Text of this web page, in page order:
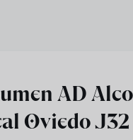
AD
Oviedo J32